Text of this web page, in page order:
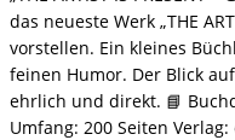
das neueste Werk „THE
vorstellen. Ein kleines
feinen Humor. Der Blick
ehrlich und direkt. 📘
Umfang: 200 Seiten